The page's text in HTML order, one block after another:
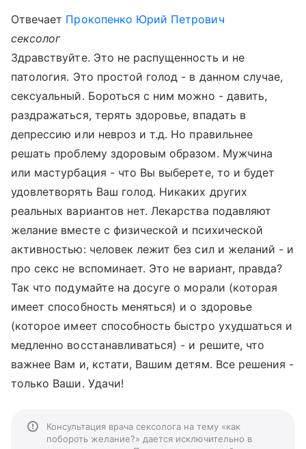
Отвечает Прокопенко Юрий Петрович
сексолог
Здравствуйте. Это не распущенность и не
патология. Это простой голод - в данном случае,
сексуальный. Бороться с ним можно - давить,
раздражаться, терять здоровье, впадать в
депрессию или невроз и т.д. Но правильнее
решать проблему здоровым образом. Мужчина
или мастурбация - что Вы выберете, то и будет
удовлетворять Ваш голод. Никаких других
реальных вариантов нет. Лекарства подавляют
желание вместе с физической и психической
активностью: человек лежит без сил и желаний - и
про секс не вспоминает. Это не вариант, правда?
Так что подумайте на досуге о морали (которая
имеет способность меняться) и о здоровье
(которое имеет способность быстро ухудшаться и
медленно восстанавливаться) - и решите, что
важнее Вам и, кстати, Вашим детям. Все решения -
только Ваши. Удачи!
Консультация врача сексолога на тему «как
побороть желание?» дается исключительно в